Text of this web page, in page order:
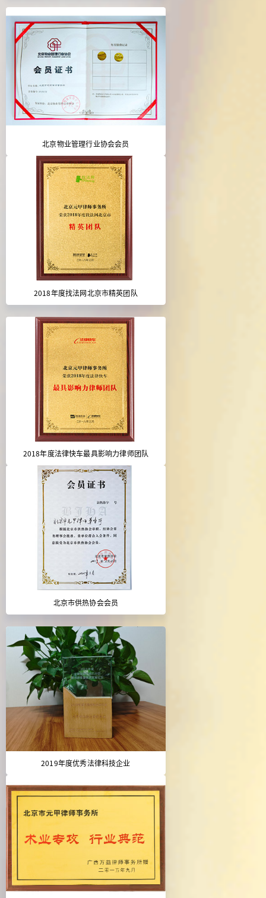
北京物业管理行业协会会员
2018年度找法网北京市精英团队
2018年度法律快车最具影响力律师团队
北京市供热协会会员
2019年度优秀法律科技企业